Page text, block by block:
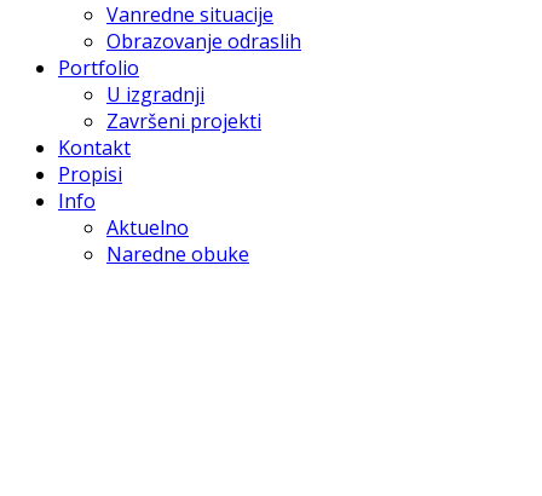
Vanredne situacije
Obrazovanje odraslih
Portfolio
U izgradnji
Završeni projekti
Kontakt
Propisi
Info
Aktuelno
Naredne obuke